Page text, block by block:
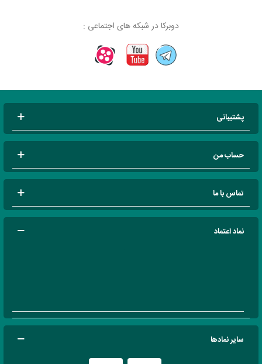
دوبرکا در شبکه های اجتماعی :
پشتیبانی
حساب من
تماس با ما
نماد اعتماد
سایر نمادها